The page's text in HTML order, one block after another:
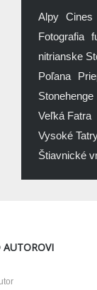
Alpy Cines
Fotografia
nitrianske
Poľana
Stonehenge
Veľká Fatra
Vysoké
Štiavnické
AUTOROVI